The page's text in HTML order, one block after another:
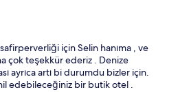
için Selin hanıma , ve
çok teşekkür ederiz . Denize
ayrıca artı bi durumdu bizler için.
edebileceğiniz bir butik otel .